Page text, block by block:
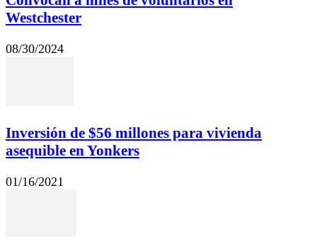
Westchester
08/30/2024
Inversión de $56 millones para vivienda
asequible en Yonkers
01/16/2021